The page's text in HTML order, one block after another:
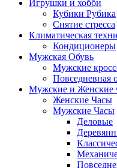
Игрушки и хобби
Кубики Рубика
Снятие стресса
Климатическая
Кондиционеры
Мужская Обувь
Мужские
Повседневная
Мужские и Женские
Женские Часы
Мужские Часы
Деловые